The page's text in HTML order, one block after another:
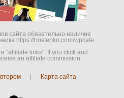
сайта обязательно наличие
https://hostenko.com/wpcafe
"affiliate links". If you click and
an affiliate commission.
Карта сайта